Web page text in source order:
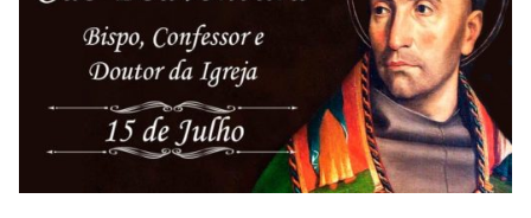
Santo do Dia
Quem somos nós